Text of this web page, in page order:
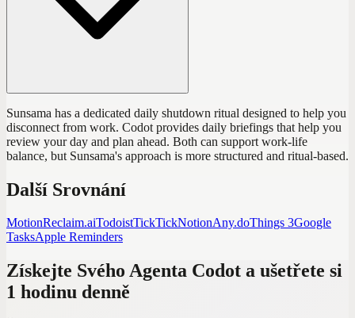
Sunsama has a dedicated daily shutdown ritual designed to help you
disconnect from work. Codot provides daily briefings that help you
review your day and plan ahead. Both can support work-life
balance, but Sunsama's approach is more structured and ritual-based.
Další Srovnání
MotionReclaim.aiTodoistTickTickNotionAny.doThings 3Google
TasksApple Reminders
Získejte Svého Agenta Codot a ušetřete si
1 hodinu denně